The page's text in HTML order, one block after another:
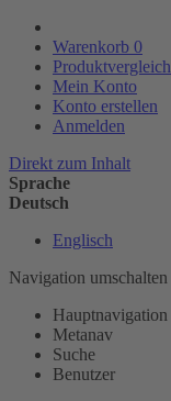
Warenkorb 0
Produktvergleich
Mein Konto
Konto erstellen
Anmelden
Direkt zum Inhalt
Sprache
Deutsch
Englisch
Navigation umschalten
Hauptnavigation
Metanav
Suche
Benutzer